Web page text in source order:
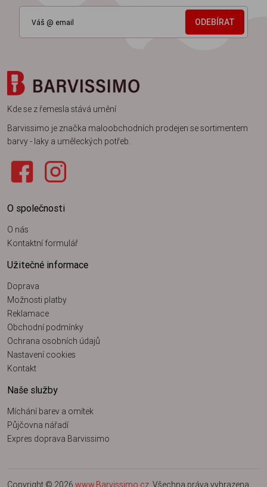
ODEBÍRAT
Kde se z řemesla stává umění
Barvissimo je značka maloobchodních prodejen se sortimentem
barvy - laky a uměleckých potřeb.
O společnosti
O nás
Kontaktní formulář
Užitečné informace
Doprava
Možnosti platby
Reklamace
Obchodní podmínky
Ochrana osobních údajů
Nastavení cookies
Kontakt
Naše služby
Míchání barev a omítek
Půjčovna nářadí
Expres doprava Barvissimo
Copyright © 2026 www.Barvissimo.cz . Všechna práva vyhrazena.